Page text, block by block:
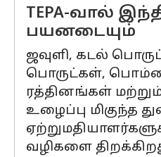
TEPA-வால்
பயனடையும்
ஜவுளி, கடல்
பொருட்கள்,
ரத்தினங்கள்
உழைப்பு மிகுந்த
வழிகளை